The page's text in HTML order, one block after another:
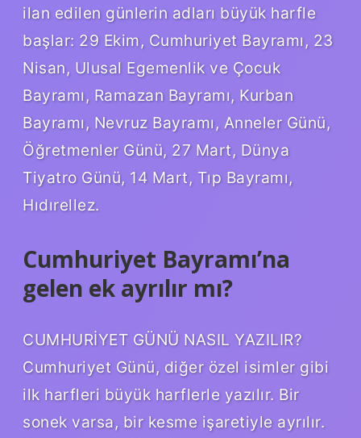
ilan edilen günlerin adları büyük harfle
başlar: 29 Ekim, Cumhuriyet Bayramı, 23
Nisan, Ulusal Egemenlik ve Çocuk
Bayramı, Ramazan Bayramı, Kurban
Bayramı, Nevruz Bayramı, Anneler Günü,
Öğretmenler Günü, 27 Mart, Dünya
Tiyatro Günü, 14 Mart, Tıp Bayramı,
Hıdırellez.
Cumhuriyet Bayramı’na
gelen ek ayrılır mı?
CUMHURİYET GÜNÜ NASIL YAZILIR?
Cumhuriyet Günü, diğer özel isimler gibi
ilk harfleri büyük harflerle yazılır. Bir
sonek varsa, bir kesme işaretiyle ayrılır.